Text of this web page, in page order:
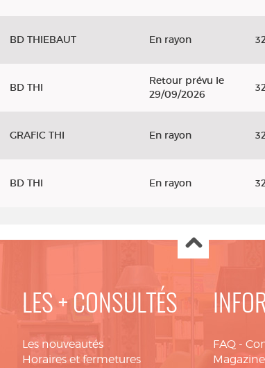
BD THIEBAUT En rayon
BD THI
Retour prévu le
29/09/2026
GRAFIC THI En rayon
BD THI En rayon
LES + CONSULTÉS
Les nouveautés
Horaires et fermetures
FAQ -